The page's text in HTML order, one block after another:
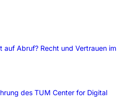
auf Abruf? Recht und Vertrauen im
des TUM Center for Digital